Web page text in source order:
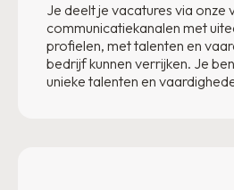
Je deelt je vacatures via onze
communicatiekanalen met
profielen, met talenten en
bedrijf kunnen verrijken. Je
unieke talenten en